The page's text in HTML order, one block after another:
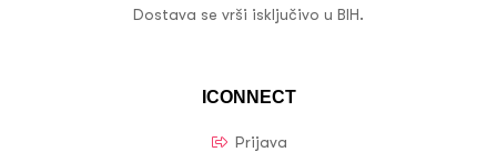
ICONNECT
Prijava
Dostava se vrši isključivo u BIH.